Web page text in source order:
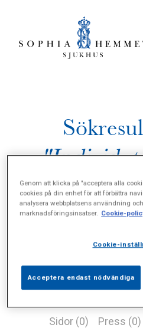
Sidor (0) Press (0)
Genom att klicka på "acceptera alla
cookies på din enhet för att förbättra
analysera webbplatsens användning
marknadsföringsinsatser. Cookie-
Cookie-
Acceptera endast nödvändiga